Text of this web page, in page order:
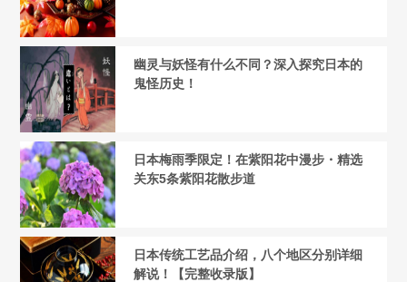
幽灵与妖怪有什么不同？深入探究日本的
鬼怪历史！
日本梅雨季限定！在紫阳花中漫步・精选
关东5条紫阳花散步道
日本传统工艺品介绍，八个地区分别详细
解说！【完整收录版】